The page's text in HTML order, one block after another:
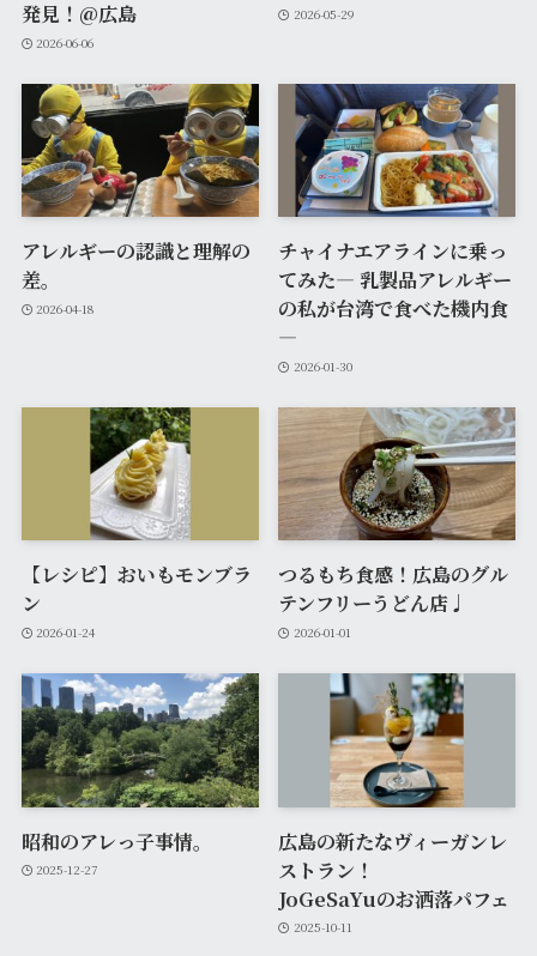
発見！@広島
2026-06-06
2026-05-29
アレルギーの認識と理解の
差。
2026-04-18
チャイナエアラインに乗っ
てみた― 乳製品アレルギー
の私が台湾で食べた機内食
―
2026-01-30
【レシピ】おいもモンブラ
ン
2026-01-24
つるもち食感！広島のグル
テンフリーうどん店♩
2026-01-01
昭和のアレっ子事情。
2025-12-27
広島の新たなヴィーガンレ
ストラン！
JoGeSaYuのお洒落パフェ
2025-10-11